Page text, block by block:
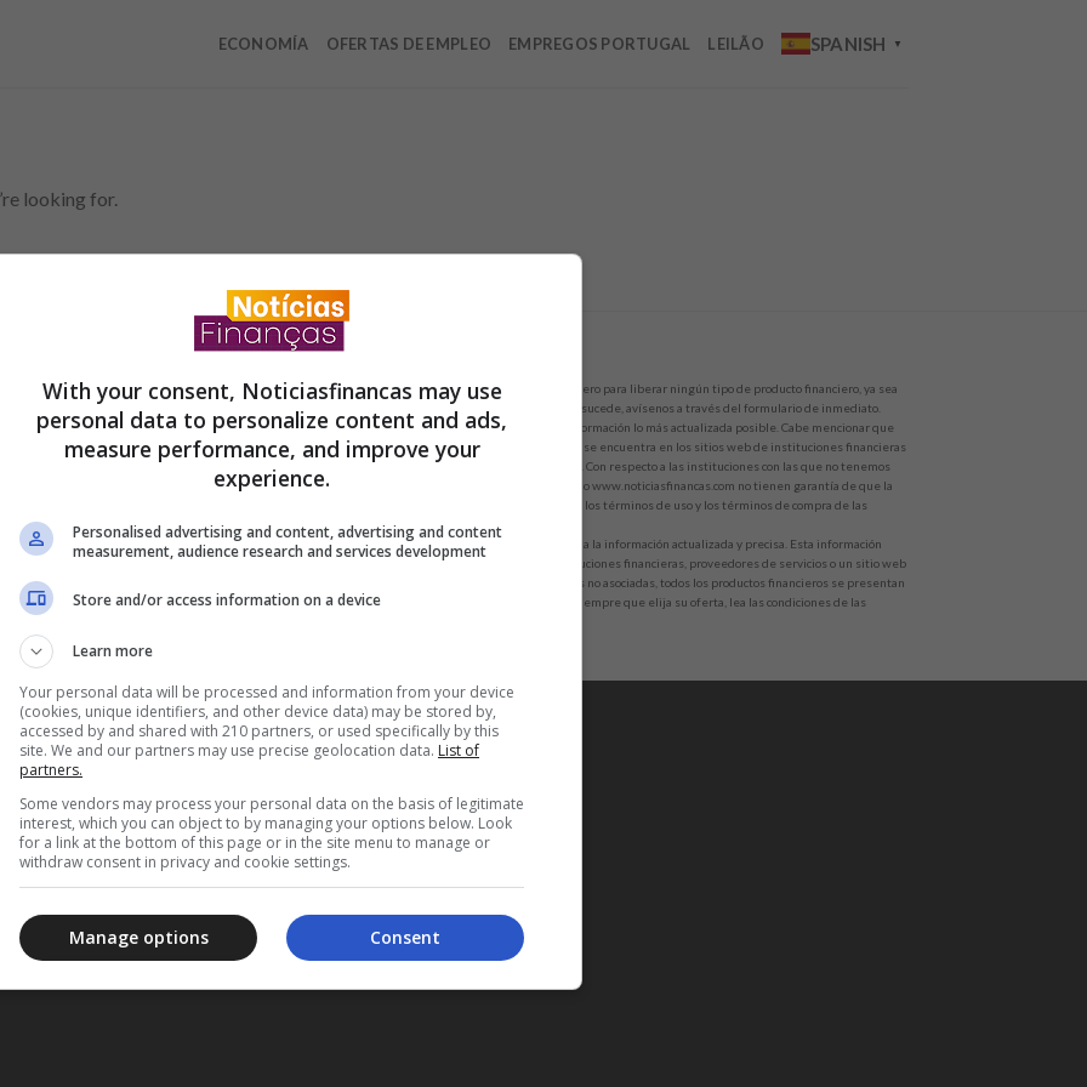
ECONOMÍA OFERTAS DE EMPLEO EMPREGOS PORTUGAL LEILÃO SPANISH ▼
looking for.
cookies
Advertencia:No solicitamos ninguna cantidad de dinero para liberar ningún tipo de producto financiero, ya sea
tarjeta de crédito, financiamiento o préstamo. Si esto sucede, avísenos a través del formulario de inmediato.
Observaciones: Trabajamos para mantener toda la información lo más actualizada posible. Cabe mencionar que
esta información puede diferir de la información que se encuentra en los sitios web de instituciones financieras
o proveedores de servicios en un sitio web específico. Con respecto a las instituciones con las que no tenemos
alianzas, todos los productos enumerados en este sitio www.noticiasfinancas.com no tienen garantía de que la
información esté actualizada. Recuerde siempre leer los términos de uso y los términos de compra de las
instituciones financieras que elija.
Consideraciones:
Nos esforzamos por mantener toda la información actualizada y precisa. Esta información
puede diferir de lo que ve en los sitios web de instituciones financieras, proveedores de servicios o un sitio web
para productos específicos. En el caso de instituciones no asociadas, todos los productos financieros se presentan
sin garantía de que la información esté actualizada. Siempre que elija su oferta, lea las condiciones de las
With your consent, Noticiasfinancas may use
personal data to personalize content and ads,
measure performance, and improve your
experience.
Personalised advertising and content, advertising and content
measurement, audience research and services development
Store and/or access information on a device
Learn more
Your personal data will be processed and information from your device
(cookies, unique identifiers, and other device data) may be stored by,
accessed by and shared with 210 partners, or used specifically by this
site. We and our partners may use precise geolocation data. List of
partners.
Some vendors may process your personal data on the basis of legitimate
interest, which you can object to by managing your options below. Look
for a link at the bottom of this page or in the site menu to manage or
withdraw consent in privacy and cookie settings.
Consent
Manage options